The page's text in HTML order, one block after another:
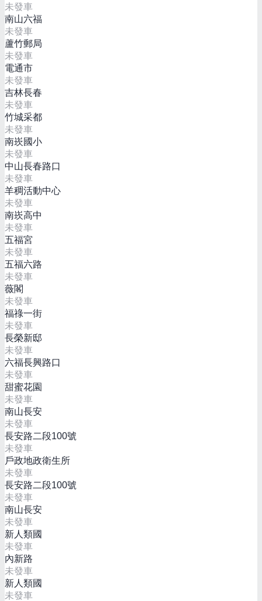
未發車
南山六福
未發車
蘆竹郵局
未發車
電通市
未發車
吉林長春
未發車
竹城采都
未發車
南崁國小
未發車
中山長春路口
未發車
羊稠活動中心
未發車
南崁高中
未發車
五福宮
未發車
五福六路
未發車
薇閣
未發車
福祿一街
未發車
長榮新邸
未發車
六福長興路口
未發車
甜蜜花園
未發車
南山長安
未發車
長安路二段100號
未發車
戶政地政衛生所
未發車
長安路二段100號
未發車
南山長安
未發車
新人類國
未發車
內新路
未發車
新人類國
未發車